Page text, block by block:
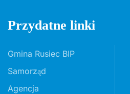
Przydatne linki
Gmina Rusiec BIP
Samorząd
Agencja